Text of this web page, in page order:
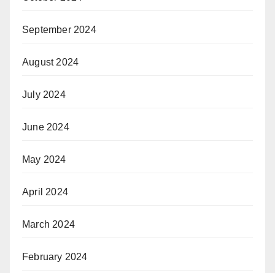
September 2024
August 2024
July 2024
June 2024
May 2024
April 2024
March 2024
February 2024